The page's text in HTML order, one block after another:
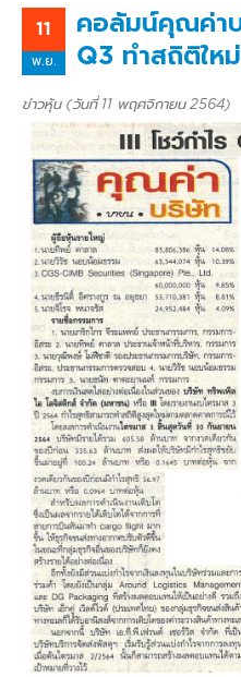
11
พ.ย.
คอลัมน์คุณค่าบ
Q3 ทำสถิติใหม่
ข่าวหุ้น (วันที่ 11 พฤศจิกายน 2564)